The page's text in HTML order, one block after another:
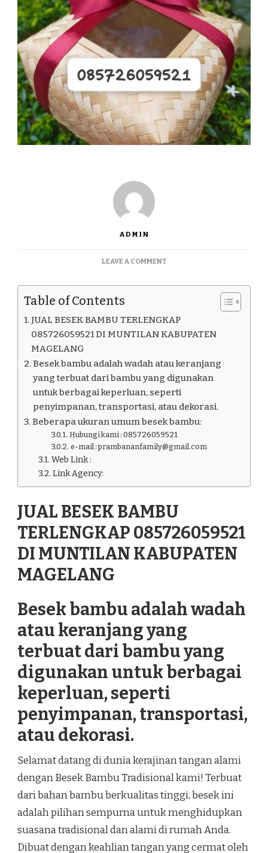
ADMIN
LEAVE A COMMENTON
BESEK
085726059521
MAGELANG
Table of Contents
JUAL BESEK BAMBU TERLENGKAP
085726059521 DI MUNTILAN KABUPATEN
MAGELANG
Besek bambu adalah wadah atau keranjang
yang terbuat dari bambu yang digunakan
untuk berbagai keperluan, seperti
penyimpanan, transportasi, atau dekorasi.
Beberapa ukuran umum besek bambu:
Hubungi kami : 085726059521
e-mail : prambananfamily@gmail.com
Web Link :
Link Agency:
JUAL BESEK BAMBU
TERLENGKAP 085726059521
DI MUNTILAN KABUPATEN
MAGELANG
Besek bambu adalah wadah
atau keranjang yang
terbuat dari bambu yang
digunakan untuk berbagai
keperluan, seperti
penyimpanan, transportasi,
atau dekorasi.
Selamat datang di dunia kerajinan tangan alami
dengan Besek Bambu Tradisional kami! Terbuat
dari bahan bambu berkualitas tinggi, besek ini
adalah pilihan sempurna untuk menghidupkan
suasana tradisional dan alami di rumah Anda.
Dibuat dengan keahlian tangan yang cermat oleh